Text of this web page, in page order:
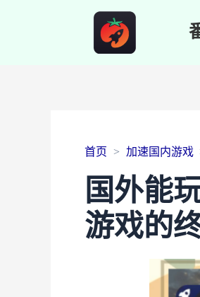
首页 加速国内游戏
国外能
游戏的